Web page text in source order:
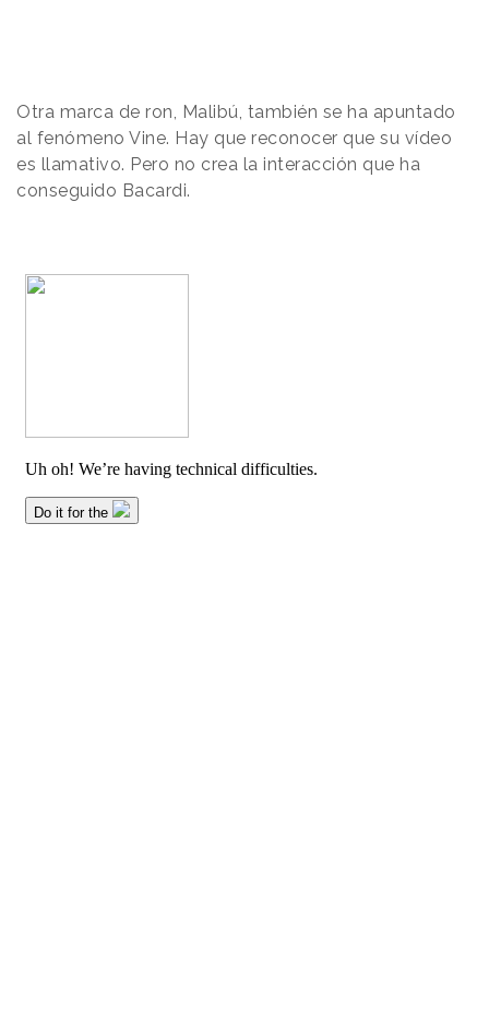
Otra marca de ron, Malibú, también se ha apuntado
al fenómeno Vine. Hay que reconocer que su vídeo
es llamativo. Pero no crea la interacción que ha
conseguido Bacardi.